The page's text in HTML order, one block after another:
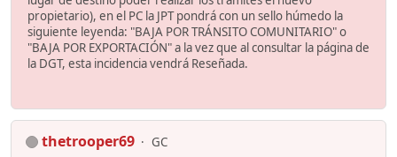
propietario), en el PC la JPT pondrá con un sello húmedo la
siguiente leyenda: "BAJA POR TRÁNSITO COMUNITARIO" o
"BAJA POR EXPORTACIÓN" a la vez que al consultar la página de
la DGT, esta incidencia vendrá Reseñada.
thetrooper69 GC